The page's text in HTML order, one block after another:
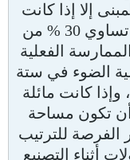
إلا إذا كانت
مساحة النوافذ والإضاءة العلوية تساوي 30 % من
الفعلية
الضوء في ستة
وإذا كانت مائلة
وينبغي أن تكون مساحة
الفرصة للترتيب
أثناء التصنيع